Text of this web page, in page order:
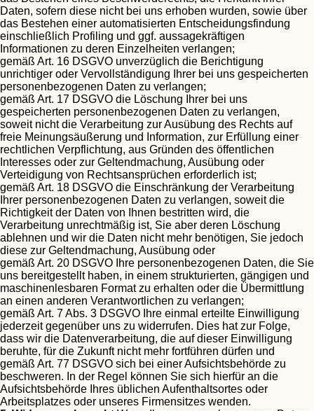
Daten, sofern diese nicht bei uns erhoben wurden, sowie über
das Bestehen einer automatisierten Entscheidungsfindung
einschließlich Profiling und ggf. aussagekräftigen
Informationen zu deren Einzelheiten verlangen;
gemäß Art. 16 DSGVO unverzüglich die Berichtigung
unrichtiger oder Vervollständigung Ihrer bei uns gespeicherten
personenbezogenen Daten zu verlangen;
gemäß Art. 17 DSGVO die Löschung Ihrer bei uns
gespeicherten personenbezogenen Daten zu verlangen,
soweit nicht die Verarbeitung zur Ausübung des Rechts auf
freie Meinungsäußerung und Information, zur Erfüllung einer
rechtlichen Verpflichtung, aus Gründen des öffentlichen
Interesses oder zur Geltendmachung, Ausübung oder
Verteidigung von Rechtsansprüchen erforderlich ist;
gemäß Art. 18 DSGVO die Einschränkung der Verarbeitung
Ihrer personenbezogenen Daten zu verlangen, soweit die
Richtigkeit der Daten von Ihnen bestritten wird, die
Verarbeitung unrechtmäßig ist, Sie aber deren Löschung
ablehnen und wir die Daten nicht mehr benötigen, Sie jedoch
diese zur Geltendmachung, Ausübung oder
gemäß Art. 20 DSGVO Ihre personenbezogenen Daten, die Sie
uns bereitgestellt haben, in einem strukturierten, gängigen und
maschinenlesbaren Format zu erhalten oder die Übermittlung
an einen anderen Verantwortlichen zu verlangen;
gemäß Art. 7 Abs. 3 DSGVO Ihre einmal erteilte Einwilligung
jederzeit gegenüber uns zu widerrufen. Dies hat zur Folge,
dass wir die Datenverarbeitung, die auf dieser Einwilligung
beruhte, für die Zukunft nicht mehr fortführen dürfen und
gemäß Art. 77 DSGVO sich bei einer Aufsichtsbehörde zu
beschweren. In der Regel können Sie sich hierfür an die
Aufsichtsbehörde Ihres üblichen Aufenthaltsortes oder
Arbeitsplatzes oder unseres Firmensitzes wenden.